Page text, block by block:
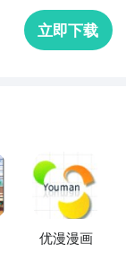
立即下载
优漫漫画